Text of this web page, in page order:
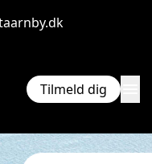
Tilmeld dig